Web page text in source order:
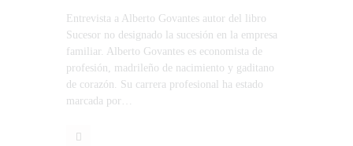
Entrevista a Alberto Govantes autor del libro
Sucesor no designado la sucesión en la empresa
familiar. Alberto Govantes es economista de
profesión, madrileño de nacimiento y gaditano
de corazón. Su carrera profesional ha estado
marcada por…